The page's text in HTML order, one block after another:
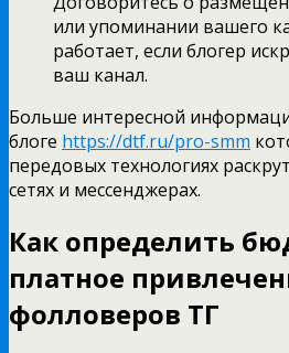
или упоминании вашего
работает, если блогер
ваш канал.
Больше интересной
блоге https://dtf.ru/pro-smm
передовых технологиях
сетях и мессенджерах.
Как определить
платное
фолловеров ТГ